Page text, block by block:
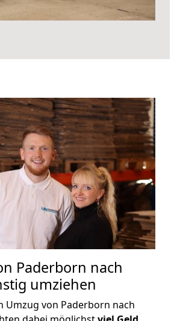
Paderborn nach
umziehen
Umzug von Paderborn nach